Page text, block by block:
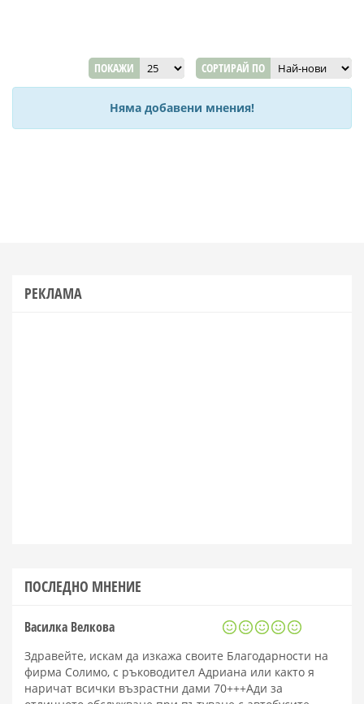
ПОКАЖИ СОРТИРАЙ ПО
Няма добавени мнения!
РЕКЛАМА
ПОСЛЕДНО МНЕНИЕ
Василка Велкова
Здравейте, искам да изкажа своите Благодарности на
фирма Солимо, с ръководител Адриана или както я
наричат всички възрастни дами 70+++Ади за